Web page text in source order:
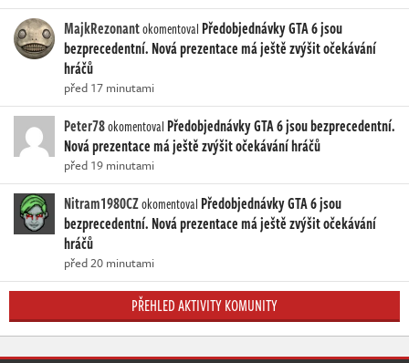
MajkRezonantokomentoval Předobjednávky GTA 6 jsou
bezprecedentní. Nová prezentace má ještě zvýšit očekávání
hráčů
před 17 minutami
Peter78okomentoval Předobjednávky GTA 6 jsou bezprecedentní.
Nová prezentace má ještě zvýšit očekávání hráčů
před 19 minutami
Nitram1980CZokomentoval Předobjednávky GTA 6 jsou
bezprecedentní. Nová prezentace má ještě zvýšit očekávání
hráčů
před 20 minutami
PŘEHLED AKTIVITY KOMUNITY